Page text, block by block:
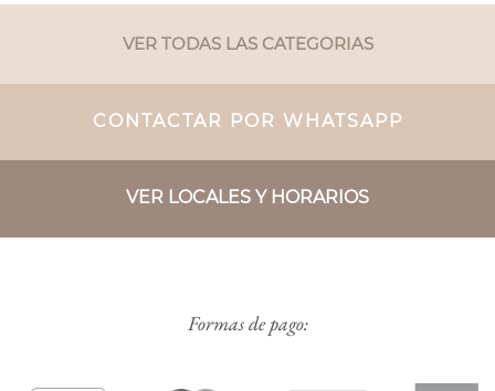
VER TODAS LAS CATEGORIAS
CONTACTAR POR WHATSAPP
VER LOCALES Y HORARIOS
Formas de pago: